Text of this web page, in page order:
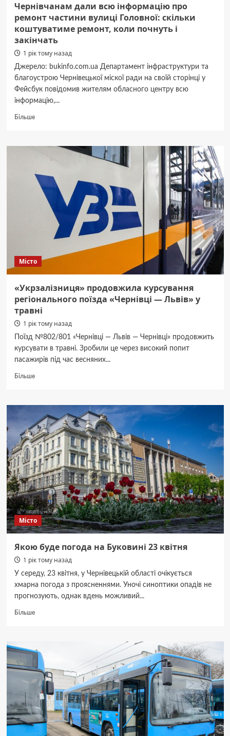
Чернівчанам дали всю інформацію про
ремонт частини вулиці Головної: скільки
коштуватиме ремонт, коли почнуть і
закінчать
1 рік тому назад
Джерело: bukinfo.com.ua Департамент інфраструктури та
благоустрою Чернівецької міскої ради на своїй сторінці у
Фейсбук повідомив жителям обласного центру всю
інформацію,...
БільшеДокладніше
дали
про
ремонт
частини
вулиці
Головної:
коштуватиме
почнуть
Місто
«Укрзалізниця» продовжила курсування
регіонального поїзда «Чернівці — Львів» у
травні
1 рік тому назад
Поїзд №802/801 «Чернівці — Львів — Чернівці» продовжить
курсувати в травні. Зробили це через високий попит
пасажирів під час весняних...
БільшеДокладніше
продовжила
курсування
регіонального
поїзда
«Чернівці
—
Львів»
у
травні
Місто
Якою буде погода на Буковині 23 квітня
1 рік тому назад
У середу, 23 квітня, у Чернівецькій області очікується
хмарна погода з проясненнями. Уночі синоптики опадів не
прогнозують, однак вдень можливий...
БільшеДокладніше
погода
Буковині
23
квітня